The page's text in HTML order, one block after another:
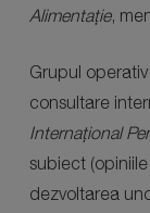
Alimentație,
Grupul
consultare
Internațional
subiect
dezvoltarea